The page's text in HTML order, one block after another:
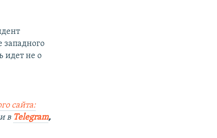
западного
идет не о
сайта:
в Telegram,